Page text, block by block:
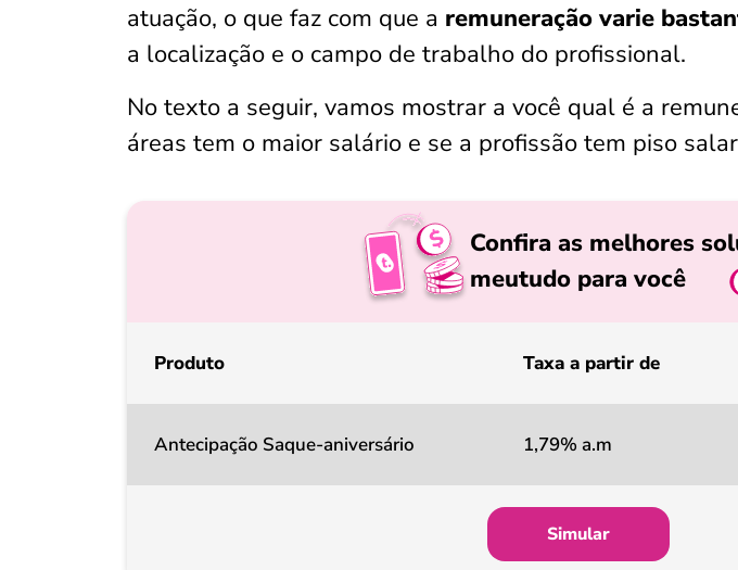
atuação, o que faz com que a remuneração varie
a localização e o campo de trabalho do profissional.
No texto a seguir, vamos mostrar a você qual é a
áreas tem o maior salário e se a profissão tem piso
Confira as melhores
meutudo para você
Produto Taxa a partir de
Antecipação Saque-aniversário 1,79% a.m
Simular